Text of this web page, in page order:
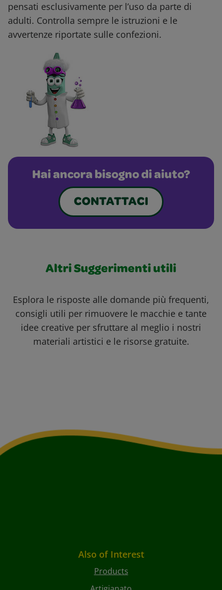
pensati esclusivamente per l’uso da parte di
adulti. Controlla sempre le istruzioni e le
avvertenze riportate sulle confezioni.
Hai ancora bisogno di aiuto?
CONTATTACI
Altri Suggerimenti utili
Esplora le risposte alle domande più frequenti,
consigli utili per rimuovere le macchie e tante
idee creative per sfruttare al meglio i nostri
materiali artistici e le risorse gratuite.
Also of Interest
Products